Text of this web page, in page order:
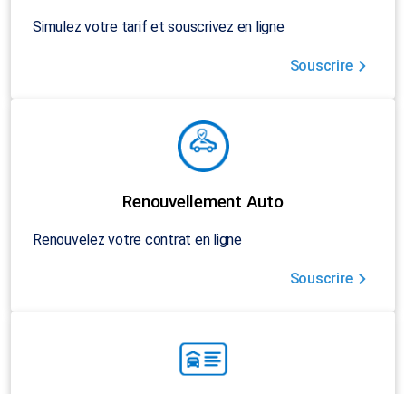
Simulez votre tarif et souscrivez en ligne
Souscrire
Renouvellement Auto
Renouvelez votre contrat en ligne
Souscrire